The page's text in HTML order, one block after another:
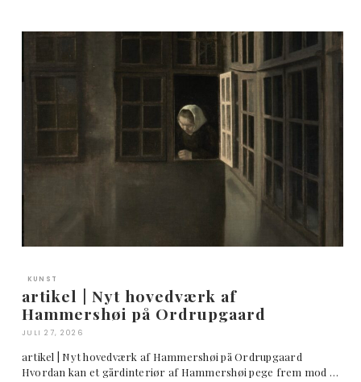
KUNST
artikel | Nyt hovedværk af
Hammershøi på Ordrupgaard
JULI 27, 2026
artikel | Nyt hovedværk af Hammershøi på Ordrupgaard
Hvordan kan et gårdinteriør af Hammershøi pege frem mod …